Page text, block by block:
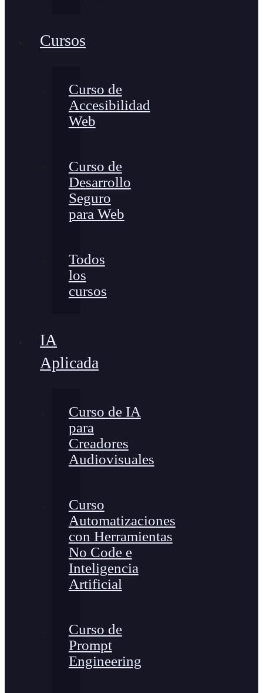
Cursos
Curso de
Accesibilidad
Web
Curso de
Desarrollo
Seguro
para Web
Todos
los
cursos
IA
Aplicada
Curso de IA
para
Creadores
Audiovisuales
Curso
Automatizaciones
con Herramientas
No Code e
Inteligencia
Artificial
Curso de
Prompt
Engineering